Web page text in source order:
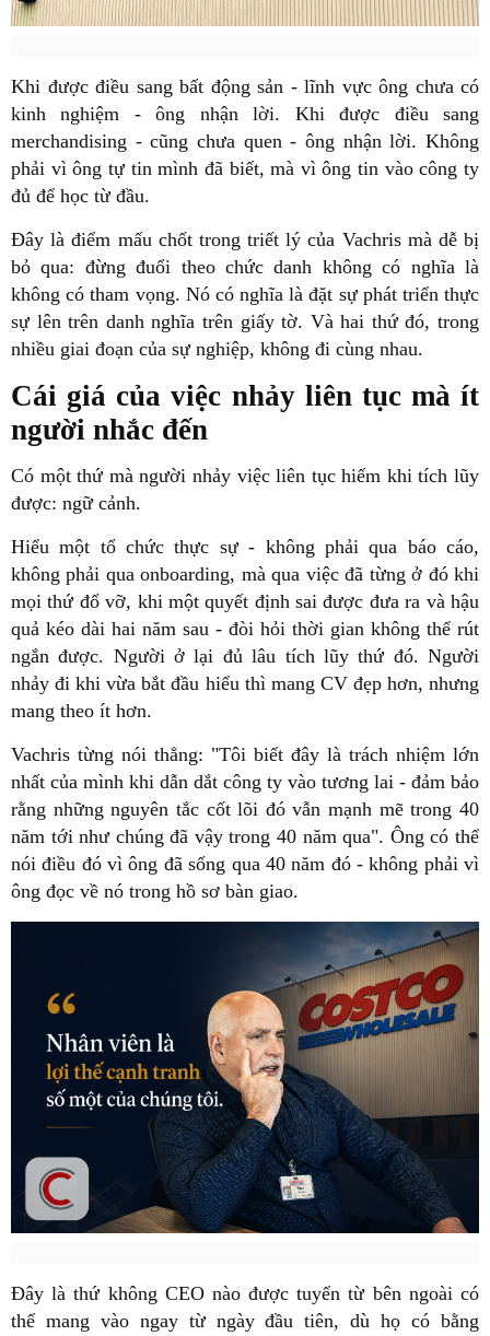
Khi được điều sang bất động sản - lĩnh vực ông chưa có
kinh nghiệm - ông nhận lời. Khi được điều sang
merchandising - cũng chưa quen - ông nhận lời. Không
phải vì ông tự tin mình đã biết, mà vì ông tin vào công ty
đủ để học từ đầu.
Đây là điểm mấu chốt trong triết lý của Vachris mà dễ bị
bỏ qua: đừng đuổi theo chức danh không có nghĩa là
không có tham vọng. Nó có nghĩa là đặt sự phát triển thực
sự lên trên danh nghĩa trên giấy tờ. Và hai thứ đó, trong
nhiều giai đoạn của sự nghiệp, không đi cùng nhau.
Cái giá của việc nhảy liên tục mà ít
người nhắc đến
Có một thứ mà người nhảy việc liên tục hiếm khi tích lũy
được: ngữ cảnh.
Hiểu một tổ chức thực sự - không phải qua báo cáo,
không phải qua onboarding, mà qua việc đã từng ở đó khi
mọi thứ đổ vỡ, khi một quyết định sai được đưa ra và hậu
quả kéo dài hai năm sau - đòi hỏi thời gian không thể rút
ngắn được. Người ở lại đủ lâu tích lũy thứ đó. Người
nhảy đi khi vừa bắt đầu hiểu thì mang CV đẹp hơn, nhưng
mang theo ít hơn.
Vachris từng nói thẳng: "Tôi biết đây là trách nhiệm lớn
nhất của mình khi dẫn dắt công ty vào tương lai - đảm bảo
rằng những nguyên tắc cốt lõi đó vẫn mạnh mẽ trong 40
năm tới như chúng đã vậy trong 40 năm qua". Ông có thể
nói điều đó vì ông đã sống qua 40 năm đó - không phải vì
ông đọc về nó trong hồ sơ bàn giao.
Đây là thứ không CEO nào được tuyển từ bên ngoài có
thể mang vào ngay từ ngày đầu tiên, dù họ có bằng